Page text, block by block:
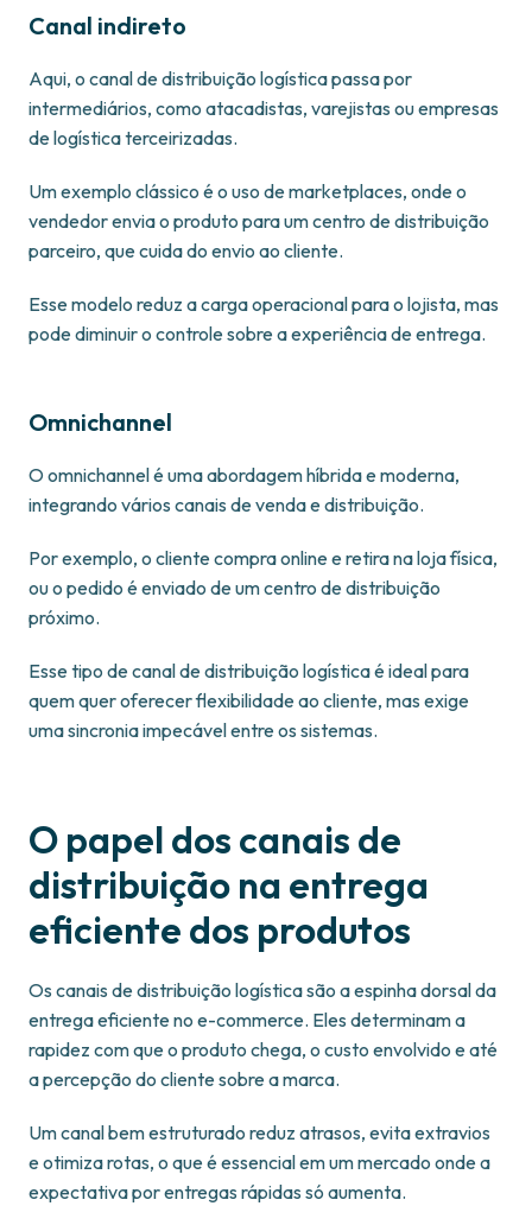
Canal indireto
Aqui, o canal de distribuição logística passa por
intermediários, como atacadistas, varejistas ou empresas
de logística terceirizadas.
Um exemplo clássico é o uso de marketplaces, onde o
vendedor envia o produto para um centro de distribuição
parceiro, que cuida do envio ao cliente.
Esse modelo reduz a carga operacional para o lojista, mas
pode diminuir o controle sobre a experiência de entrega.
Omnichannel
O omnichannel é uma abordagem híbrida e moderna,
integrando vários canais de venda e distribuição.
Por exemplo, o cliente compra online e retira na loja física,
ou o pedido é enviado de um centro de distribuição
próximo.
Esse tipo de canal de distribuição logística é ideal para
quem quer oferecer flexibilidade ao cliente, mas exige
uma sincronia impecável entre os sistemas.
O papel dos canais de
distribuição na entrega
eficiente dos produtos
Os canais de distribuição logística são a espinha dorsal da
entrega eficiente no e-commerce. Eles determinam a
rapidez com que o produto chega, o custo envolvido e até
a percepção do cliente sobre a marca.
Um canal bem estruturado reduz atrasos, evita extravios
e otimiza rotas, o que é essencial em um mercado onde a
expectativa por entregas rápidas só aumenta.